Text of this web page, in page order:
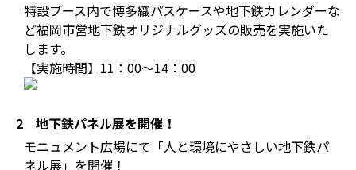
特設ブース内で博多織パスケースや地下鉄カレンダーな
ど福岡市営地下鉄オリジナルグッズの販売を実施いた
します。
【実施時間】11：00～14：00
2 地下鉄パネル展を開催！
モニュメント広場にて「人と環境にやさしい地下鉄パ
ネル展」を開催！